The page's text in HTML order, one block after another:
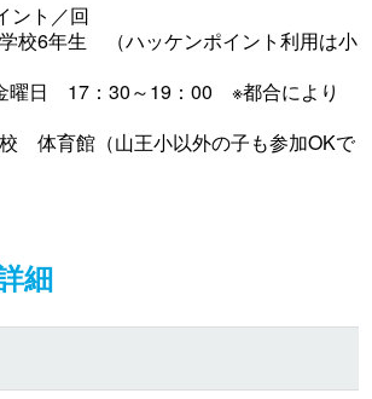
ント／回
学校6年生 （ハッケンポイント利用は小
曜日 17：30～19：00 ※都合により
校 体育館（山王小以外の子も参加OKで
細